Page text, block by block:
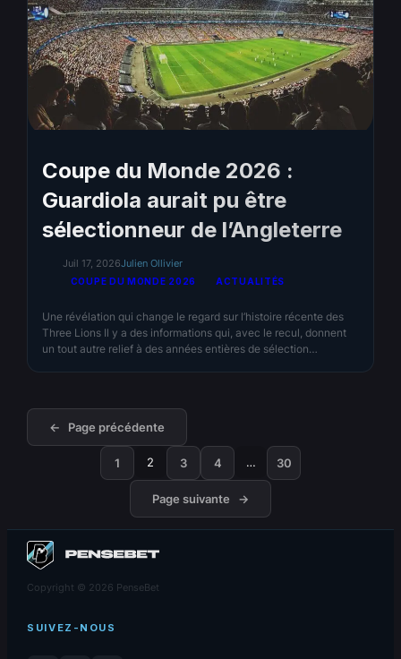
Coupe du Monde 2026 :
Guardiola aurait pu être
sélectionneur de l’Angleterre
Juil 17, 2026Julien Ollivier
COUPE DU MONDE 2026 ACTUALITÉS
Une révélation qui change le regard sur l’histoire récente des
Three Lions Il y a des informations qui, avec le recul, donnent
un tout autre relief à des années entières de sélection
← Page précédente
1 2 3 4 … 30
Page suivante →
Copyright © 2026 PenseBet
SUIVEZ-NOUS